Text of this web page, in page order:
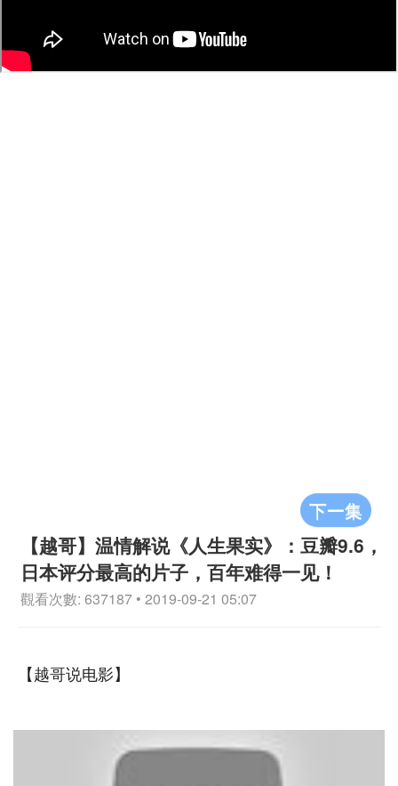
下一集
【越哥】温情解说《人生果实》：豆瓣9.6，
日本评分最高的片子，百年难得一见！
觀看次數: 637187 • 2019-09-21 05:07
【越哥说电影】